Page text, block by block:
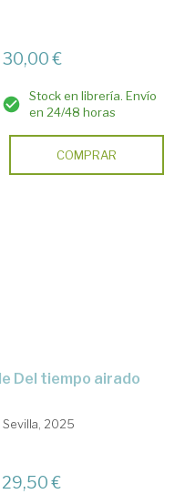
30,00 €
Stock en librería. Envío
en 24/48 horas
COMPRAR
Del tiempo airado
2025
29,50 €